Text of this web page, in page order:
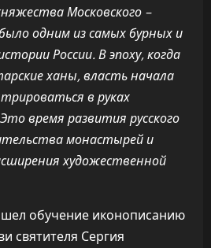
Московского –
одним из самых бурных и
России. В эпоху, когда
ханы, власть начала
в руках
время развития русского
монастырей и
художественной
обучение иконописанию
святителя Сергия